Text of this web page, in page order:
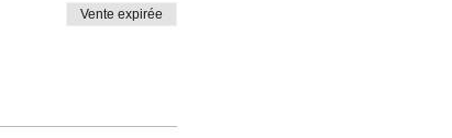
Vente expirée